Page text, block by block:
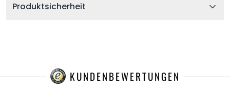
Produktsicherheit
KUNDENBEWERTUNGEN